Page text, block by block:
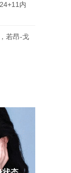
内
若昂-戈